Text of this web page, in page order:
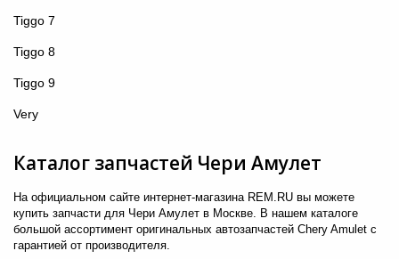
Tiggo 7
Tiggo 8
Tiggo 9
Very
Каталог запчастей Чери Амулет
На официальном сайте интернет-магазина REM.RU вы можете
купить запчасти для Чери Амулет в Москве. В нашем каталоге
большой ассортимент оригинальных автозапчастей Chery Amulet с
гарантией от производителя.